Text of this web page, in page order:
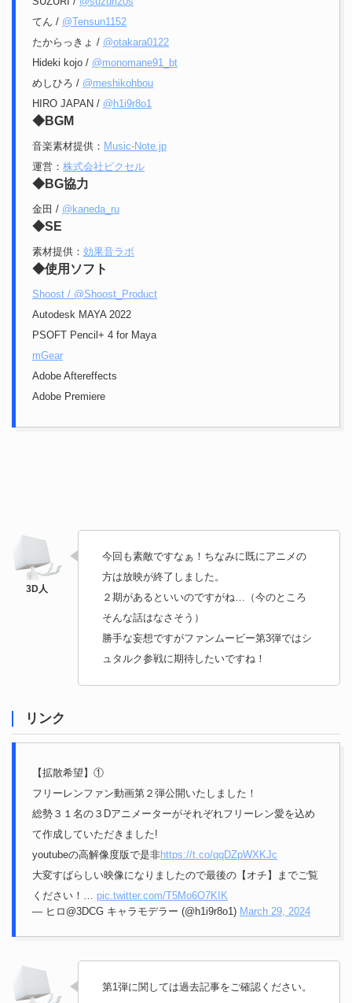
てん / @Tensun1152
たからっきょ / @otakara0122
Hideki kojo / @monomane91_bt
めしひろ / @meshikohbou
HIRO JAPAN / @h1i9r8o1
◆BGM
音楽素材提供： Music-Note.jp
運営： 株式会社ピクセル
◆BG協力
金田 / @kaneda_ru
◆SE
素材提供： 効果音ラボ
◆使用ソフト
Shoost / @Shoost_Product
Autodesk MAYA 2022
PSOFT Pencil+ 4 for Maya
mGear
Adobe Aftereffects
Adobe Premiere
今回も素敵ですなぁ！ちなみに既にアニメの
方は放映が終了しました。
２期があるといいのですがね…（今のところ
そんな話はなさそう）
勝手な妄想ですがファンムービー第3弾ではシ
ュタルク参戦に期待したいですね！
リンク
【拡散希望】①
フリーレンファン動画第２弾公開いたしました！
総勢３１名の３Dアニメーターがそれぞれフリーレン愛を込め
て作成していただきました!
youtubeの高解像度版で是非https://t.co/qqDZpWXKJc
大変すばらしい映像になりましたので最後の【オチ】までご覧
ください！… pic.twitter.com/T5Mo6O7KIK
— ヒロ@3DCG キャラモデラー (@h1i9r8o1) March 29, 2024
第1弾に関しては過去記事をご確認ください。